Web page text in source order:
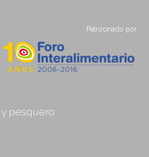
Patrocinado por:
pesquero